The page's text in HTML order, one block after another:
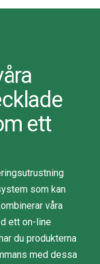
ett
som kan
våra
ett on-line
du produkterna
med dessa